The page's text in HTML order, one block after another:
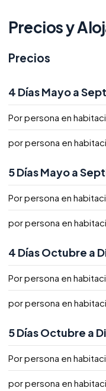
Precios y
Precios
4 Días Mayo a
Por persona en
por persona en
5 Días Mayo a
Por persona en
por persona en
4 Días Octubre a
Por persona en
por persona en
5 Días Octubre a
Por persona en
por persona en